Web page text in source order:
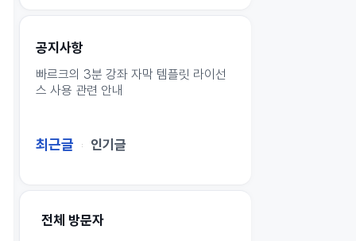
공지사항
빠르크의 3분 강좌 자막 템플릿 라이선
스 사용 관련 안내
최근글 인기글
전체 방문자